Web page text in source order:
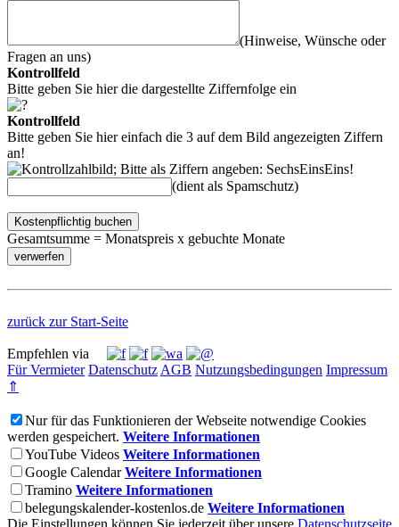
(Hinweise, Wünsche oder
Fragen an uns)
Kontrollfeld
Bitte geben Sie hier die dargestellte Ziffernfolge ein
Kontrollfeld
Bitte geben Sie hier einfach die 3 auf dem Bild angezeigten Ziffern
an!
(dient als Spamschutz)
Kostenpflichtig buchen
Gesamtsumme = Monatspreis x gebuchte Monate
zurück zur Start-Seite
Empfehlen via
Für Vermieter Datenschutz AGB Nutzungsbedingungen Impressum
⇑
Nur für das Funktionieren der Webseite notwendige Cookies
werden gespeichert. Weitere Informationen
YouTube Videos Weitere Informationen
Google Calendar Weitere Informationen
Tramino Weitere Informationen
belegungskalender-kostenlos.de Weitere Informationen
Die Einstellungen können Sie jederzeit über unsere Datenschutzseite